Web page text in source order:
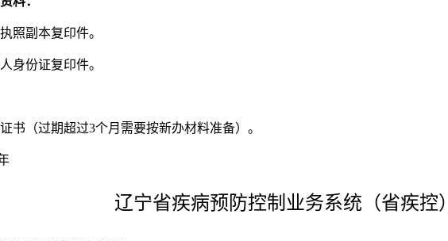
副本复印件。
份证复印件。
（过期超过3个月需要按新办材料准备）。
辽宁省疾病预防控制业务系统（省疾控）